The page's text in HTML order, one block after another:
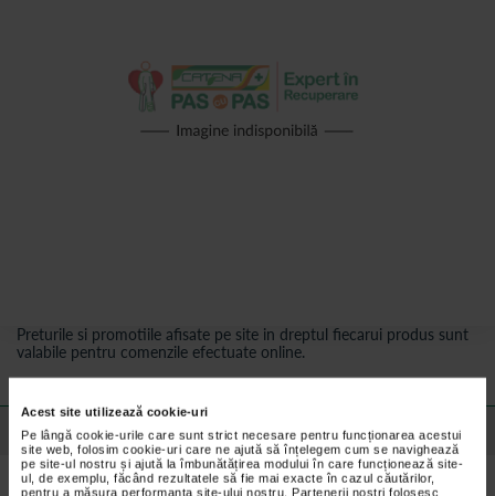
Acest site utilizează cookie-uri
Pe lângă cookie-urile care sunt strict necesare pentru funcționarea acestui
site web, folosim cookie-uri care ne ajută să înțelegem cum se navighează
pe site-ul nostru și ajută la îmbunătățirea modului în care funcționează site-
ul, de exemplu, făcând rezultatele să fie mai exacte în cazul căutărilor,
pentru a măsura performanța site-ului nostru. Partenerii noștri folosesc
Preturile si promotiile afisate pe site in dreptul fiecarui produs sunt
valabile pentru comenzile efectuate online.
Detalii despre produs